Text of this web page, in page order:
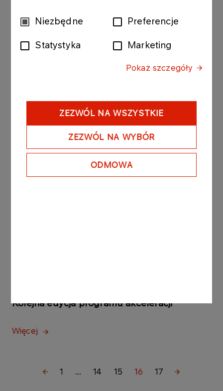
WybórNiezbędne Preferencje
Statystyka Marketing
Pokaż szczegóły
ZEZWÓL NA WSZYSTKIE
ZEZWÓL NA WYBÓR
ODMOWA
AKTUALNOŚCI 03.03.2022
08.02.2022
Bezpłatna nauka pływania dla mieszkańców
Włocławka i okolic
Kolejna edycja programu akceleracji
Więcej
1 ... 14 15 16 17